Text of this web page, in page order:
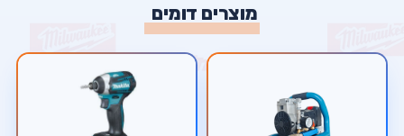
מוצרים דומים